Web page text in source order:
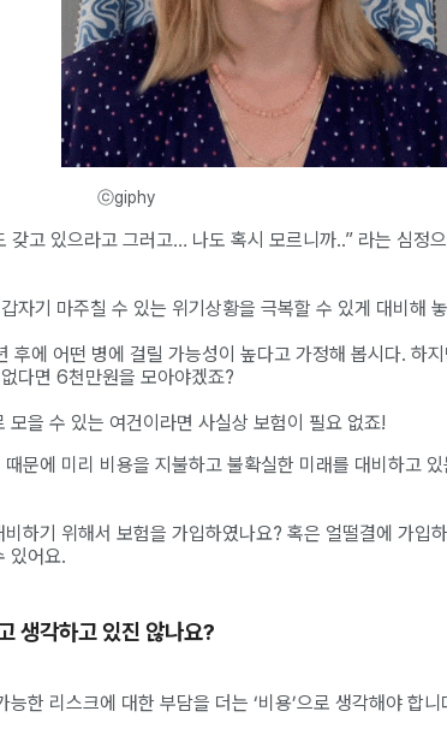
ⓒgiphy
갖고 있으라고 그러고… 나도 혹시 모르니까..” 라는 심정
자기 마주칠 수 있는 위기상황을 극복할 수 있게 대비해
후에 어떤 병에 걸릴 가능성이 높다고 가정해 봅시다. 하
다면 6천만원을 모아야겠죠?
모을 수 있는 여건이라면 사실상 보험이 필요 없죠!
문에 미리 비용을 지불하고 불확실한 미래를 대비하고
하기 위해서 보험을 가입하였나요? 혹은 얼떨결에 가입
있어요.
생각하고 있진 않나요?
한 리스크에 대한 부담을 더는 ‘비용’으로 생각해야 합니